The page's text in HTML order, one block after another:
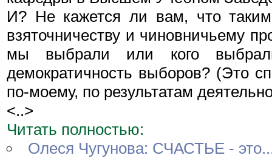
И? Не кажется ли вам, что таким
взяточничеству и чиновничьему
мы выбрали или кого
демократичность выборов? (Это
по-моему, по результатам
<..>
Читать полностью:
Олеся Чугунова: СЧАСТЬЕ -